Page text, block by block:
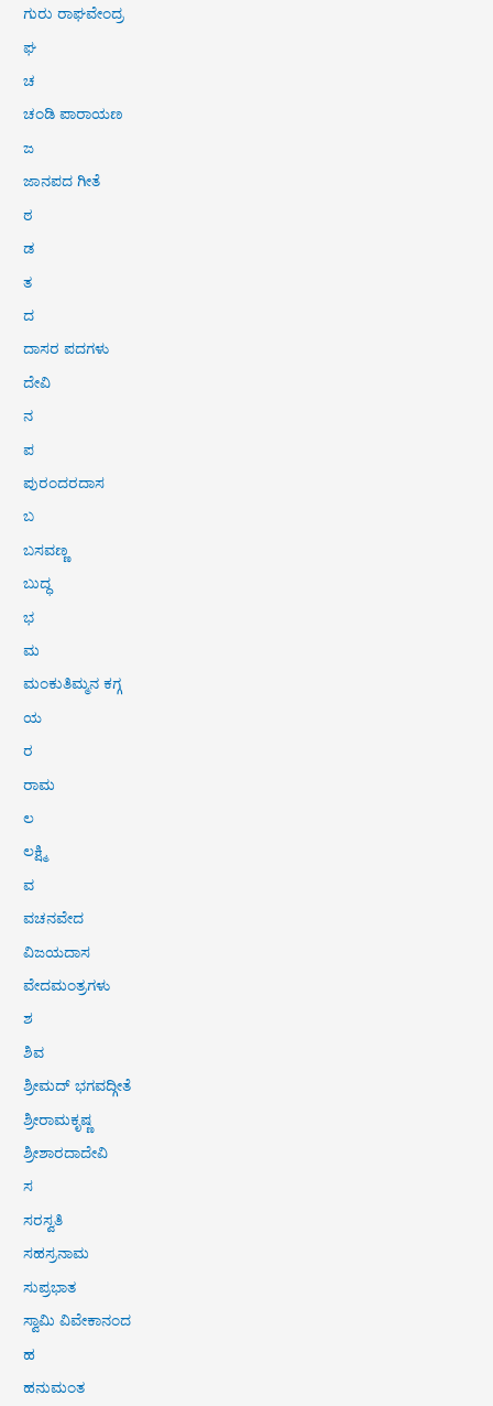
ಗುರು ರಾಘವೇಂದ್ರ
ಘ
ಚ
ಚಂಡಿ ಪಾರಾಯಣ
ಜ
ಜಾನಪದ ಗೀತೆ
ಠ
ಡ
ತ
ದ
ದಾಸರ ಪದಗಳು
ದೇವಿ
ನ
ಪ
ಪುರಂದರದಾಸ
ಬ
ಬಸವಣ್ಣ
ಬುದ್ಧ
ಭ
ಮ
ಮಂಕುತಿಮ್ಮನ ಕಗ್ಗ
ಯ
ರ
ರಾಮ
ಲ
ಲಕ್ಷ್ಮಿ
ವ
ವಚನವೇದ
ವಿಜಯದಾಸ
ವೇದಮಂತ್ರಗಳು
ಶ
ಶಿವ
ಶ್ರೀಮದ್ ಭಗವದ್ಗೀತೆ
ಶ್ರೀರಾಮಕೃಷ್ಣ
ಶ್ರೀಶಾರದಾದೇವಿ
ಸ
ಸರಸ್ವತಿ
ಸಹಸ್ರನಾಮ
ಸುಪ್ರಭಾತ
ಸ್ವಾಮಿ ವಿವೇಕಾನಂದ
ಹ
ಹನುಮಂತ